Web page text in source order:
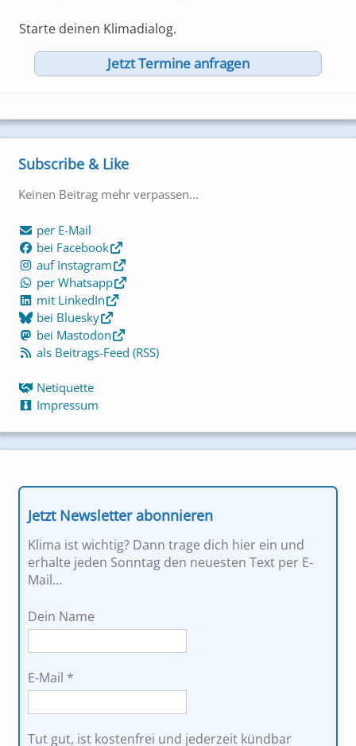
Starte deinen Klimadialog.
Jetzt Termine anfragen
Subscribe & Like
Keinen Beitrag mehr verpassen...
per E-Mail
bei Facebook
auf Instagram
per Whatsapp
mit LinkedIn
bei Bluesky
bei Mastodon
als Beitrags-Feed (RSS)
Netiquette
Impressum
Jetzt Newsletter abonnieren
Klima ist wichtig? Dann trage dich hier ein und
erhalte jeden Sonntag den neuesten Text per E-
Mail...
Dein Name
E-Mail *
Tut gut, ist kostenfrei und jederzeit kündbar